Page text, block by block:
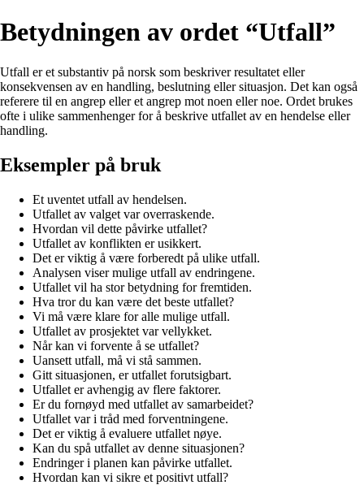
Betydningen av ordet “Utfall”
Utfall er et substantiv på norsk som beskriver resultatet eller
konsekvensen av en handling, beslutning eller situasjon. Det kan også
referere til en angrep eller et angrep mot noen eller noe. Ordet brukes
ofte i ulike sammenhenger for å beskrive utfallet av en hendelse eller
handling.
Eksempler på bruk
Et uventet utfall av hendelsen.
Utfallet av valget var overraskende.
Hvordan vil dette påvirke utfallet?
Utfallet av konflikten er usikkert.
Det er viktig å være forberedt på ulike utfall.
Analysen viser mulige utfall av endringene.
Utfallet vil ha stor betydning for fremtiden.
Hva tror du kan være det beste utfallet?
Vi må være klare for alle mulige utfall.
Utfallet av prosjektet var vellykket.
Når kan vi forvente å se utfallet?
Uansett utfall, må vi stå sammen.
Gitt situasjonen, er utfallet forutsigbart.
Utfallet er avhengig av flere faktorer.
Er du fornøyd med utfallet av samarbeidet?
Utfallet var i tråd med forventningene.
Det er viktig å evaluere utfallet nøye.
Kan du spå utfallet av denne situasjonen?
Endringer i planen kan påvirke utfallet.
Hvordan kan vi sikre et positivt utfall?